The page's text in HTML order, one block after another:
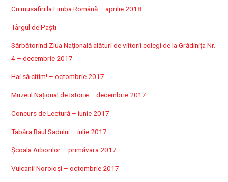
Cu musafiri la Limba Română – aprilie 2018
Târgul de Paști
Sărbătorind Ziua Națională alături de viitorii colegi de la Grădinița Nr.
4 – decembrie 2017
Hai să citim! – octombrie 2017
Muzeul Național de Istorie – decembrie 2017
Concurs de Lectură – iunie 2017
Tabăra Râul Sadului – iulie 2017
Școala Arborilor – primăvara 2017
Vulcanii Noroioși – octombrie 2017